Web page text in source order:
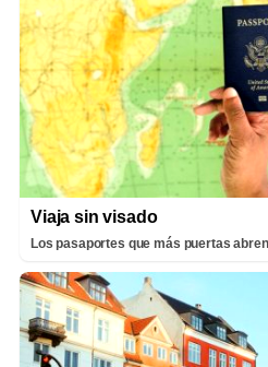
Viaja sin visado
Los pasaportes que más puertas